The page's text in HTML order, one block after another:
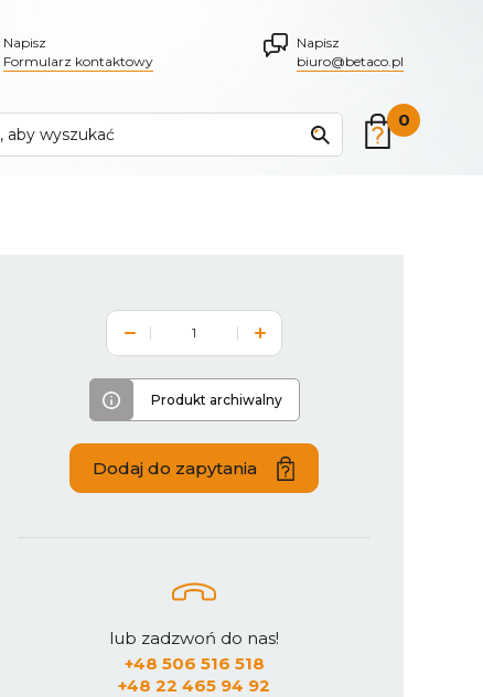
Napisz
Formularz kontaktowy
Napisz
biuro@betaco.pl
0
Produkt archiwalny
Dodaj do zapytania
lub zadzwoń do nas!
+48 506 516 518
+48 22 465 94 92